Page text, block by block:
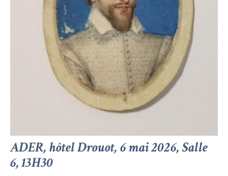
ADER, hôtel Drouot, 6 mai 2026, Salle
6, 13H30